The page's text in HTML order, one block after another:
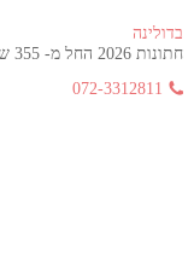
בדולינה
חתונות 2026 החל מ- 355 ש"ח בלבד!
072-3312811